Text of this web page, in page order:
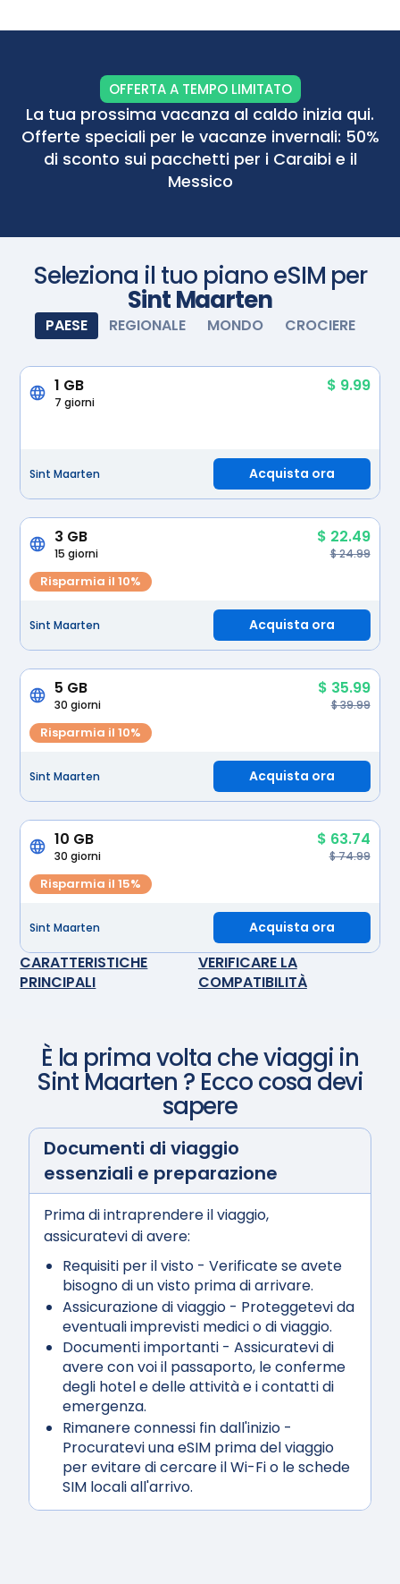
OFFERTA A TEMPO LIMITATO
La tua prossima vacanza al caldo inizia qui.
Offerte speciali per le vacanze invernali: 50%
di sconto sui pacchetti per i Caraibi e il
Messico
Seleziona il tuo piano eSIM per
Sint Maarten
PAESE REGIONALE MONDO CROCIERE
1 GB $ 9.99
7 giorni
Sint Maarten Acquista ora
3 GB $ 22.49
15 giorni $ 24.99
Risparmia il 10%
Sint Maarten Acquista ora
5 GB $ 35.99
30 giorni $ 39.99
Risparmia il 10%
Sint Maarten Acquista ora
10 GB $ 63.74
30 giorni $ 74.99
Risparmia il 15%
Sint Maarten Acquista ora
CARATTERISTICHE
PRINCIPALI
VERIFICARE LA
COMPATIBILITÀ
È la prima volta che viaggi in
Sint Maarten ? Ecco cosa devi
sapere
Documenti di viaggio
essenziali e preparazione
Prima di intraprendere il viaggio,
assicuratevi di avere:
Requisiti per il visto - Verificate se avete
bisogno di un visto prima di arrivare.
Assicurazione di viaggio - Proteggetevi da
eventuali imprevisti medici o di viaggio.
Documenti importanti - Assicuratevi di
avere con voi il passaporto, le conferme
degli hotel e delle attività e i contatti di
emergenza.
Rimanere connessi fin dall'inizio -
Procuratevi una eSIM prima del viaggio
per evitare di cercare il Wi-Fi o le schede
SIM locali all'arrivo.